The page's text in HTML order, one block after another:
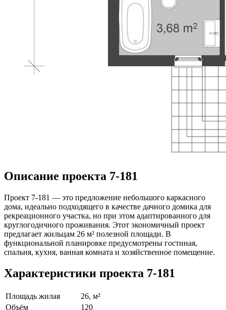
Описание проекта 7-181
Проект 7-181 — это предложение небольшого каркасного
дома, идеально подходящего в качестве дачного домика для
рекреационного участка, но при этом адаптированного для
круглогодичного проживания. Этот экономичный проект
предлагает жильцам 26 м² полезной площади. В
функциональной планировке предусмотрены гостиная,
спальня, кухня, ванная комната и хозяйственное помещение.
Характеристики проекта 7-181
Площадь жилая
26, м²
Объём
120